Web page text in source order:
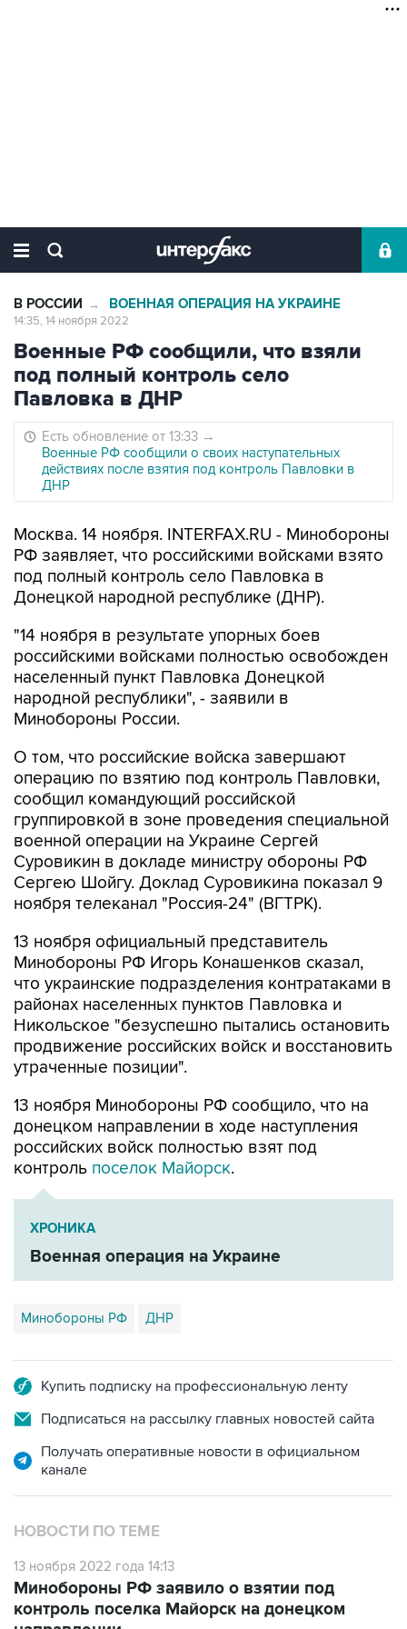
В РОССИИ → ВОЕННАЯ ОПЕРАЦИЯ НА УКРАИНЕ
14:35, 14 ноября 2022
Военные РФ сообщили, что взяли
под полный контроль село
Павловка в ДНР
Есть обновление от 13:33 →
Военные РФ сообщили о своих наступательных
действиях после взятия под контроль Павловки в
ДНР
Москва. 14 ноября. INTERFAX.RU - Минобороны
РФ заявляет, что российскими войсками взято
под полный контроль село Павловка в
Донецкой народной республике (ДНР).
"14 ноября в результате упорных боев
российскими войсками полностью освобожден
населенный пункт Павловка Донецкой
народной республики", - заявили в
Минобороны России.
О том, что российские войска завершают
операцию по взятию под контроль Павловки,
сообщил командующий российской
группировкой в зоне проведения специальной
военной операции на Украине Сергей
Суровикин в докладе министру обороны РФ
Сергею Шойгу. Доклад Суровикина показал 9
ноября телеканал "Россия-24" (ВГТРК).
13 ноября официальный представитель
Минобороны РФ Игорь Конашенков сказал,
что украинские подразделения контратаками в
районах населенных пунктов Павловка и
Никольское "безуспешно пытались остановить
продвижение российских войск и восстановить
утраченные позиции".
13 ноября Минобороны РФ сообщило, что на
донецком направлении в ходе наступления
российских войск полностью взят под
контроль поселок Майорск.
ХРОНИКА
Военная операция на Украине
Минобороны РФ ДНР
Купить подписку на профессиональную ленту
Подписаться на рассылку главных новостей сайта
Получать оперативные новости в официальном
канале
НОВОСТИ ПО ТЕМЕ
13 ноября 2022 года 14:13
Минобороны РФ заявило о взятии под
контроль поселка Майорск на донецком